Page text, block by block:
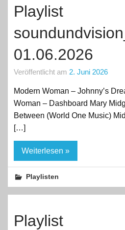
Playlist
01.06.2026
Veröffentlicht am 2. Juni 2026
Modern Woman – Johnny’s
Woman – Dashboard Mary
Between (World One Music)
[…]
Weiterlesen »
Playlisten
Playlist